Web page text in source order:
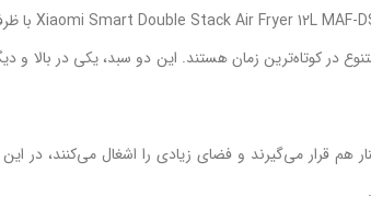
در کوتاه‌ترین زمان هستند. این دو سبد، یکی در بالا و